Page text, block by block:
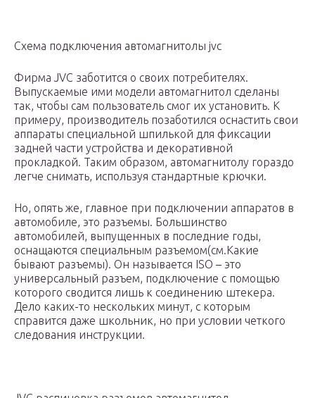
Схема подключения автомагнитолы jvc
Фирма JVC заботится о своих потребителях.
Выпускаемые ими модели автомагнитол сделаны
так, чтобы сам пользователь смог их установить. К
примеру, производитель позаботился оснастить свои
аппараты специальной шпилькой для фиксации
задней части устройства и декоративной
прокладкой. Таким образом, автомагнитолу гораздо
легче снимать, используя стандартные крючки.
Но, опять же, главное при подключении аппаратов в
автомобиле, это разъемы. Большинство
автомобилей, выпущенных в последние годы,
оснащаются специальным разъемом(см.Какие
бывают разъемы). Он называется ISO – это
универсальный разъем, подключение с помощью
которого сводится лишь к соединению штекера.
Дело каких-то нескольких минут, с которым
справится даже школьник, но при условии четкого
следования инструкции.